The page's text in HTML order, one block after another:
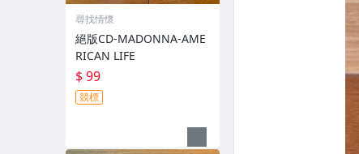
尋找情懷
絕版CD-MADONNA-AME
RICAN LIFE
$ 99
競標